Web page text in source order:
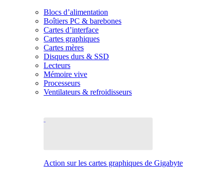
Blocs d’alimentation
Boîtiers PC & barebones
Cartes d’interface
Cartes graphiques
Cartes mères
Disques durs & SSD
Lecteurs
Mémoire vive
Processeurs
Ventilateurs & refroidisseurs
Action sur les cartes graphiques de Gigabyte